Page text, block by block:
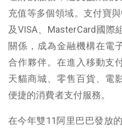
充值等多個領域。支付寶
及VISA、MasterCard國際
關係，成為金融機構在電
合作夥伴。在進入移動支
天貓商城、零售百貨、電
便捷的消費者支付服務。
在今年雙11阿里巴巴發放